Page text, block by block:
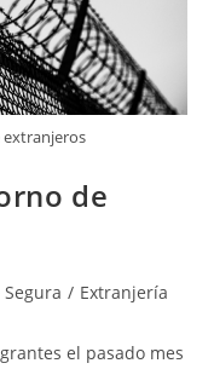
extranjeros
de
/ Extranjería
el pasado mes